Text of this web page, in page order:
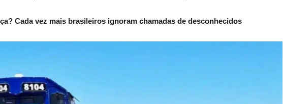
Cada vez mais brasileiros ignoram chamadas de desconhecidos